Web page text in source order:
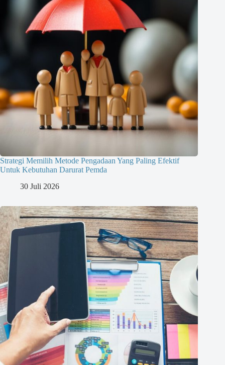
Strategi Memilih Metode Pengadaan Yang Paling Efektif
Untuk Kebutuhan Darurat Pemda
30 Juli 2026